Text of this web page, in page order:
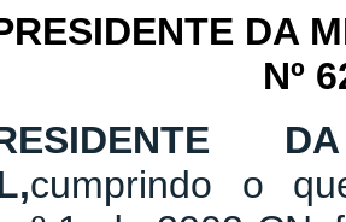
DA
Nº
cumprindo o